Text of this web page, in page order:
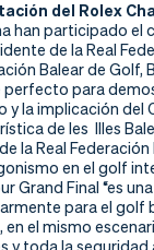
del Rolex
han participado el
de la Real
Balear de Golf,
perfecto para
y la implicación del
de les Illes
Real Federación
en el golf
Grand Final “es
para el golf
el mismo
toda la seguridad